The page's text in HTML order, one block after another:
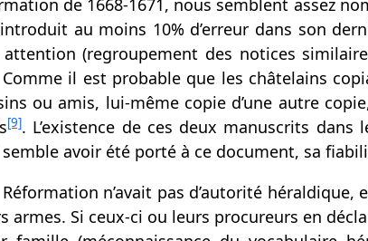
de 1668-1671, nous semblent assez
au moins 10% d’erreur dans son
(regroupement des notices
il est probable que les châtelains
ou amis, lui-même copie d’une autre
[9]. L’existence de ces deux manuscrits dans
avoir été porté à ce document, sa
n’avait pas d’autorité
armes. Si ceux-ci ou leurs procureurs en